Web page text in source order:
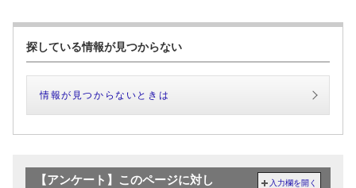
探している情報が見つからない
情報が見つからないときは
【アンケート】このページに対し
入力欄を開く